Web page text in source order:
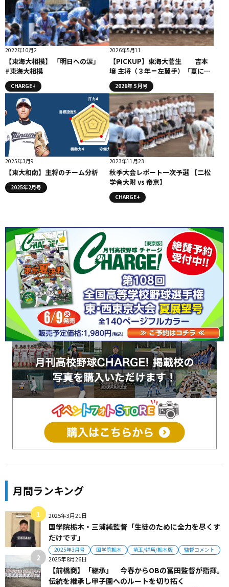
2022年10月2
【東海大相模】 「明日への涙」
#東海大相模
CHARGE+
2026年5月11
【PICKUP】東海大菅生 吉本
壌 主将（３年＝左翼手）「夏に全
てを懸けていく」
2026年５月号
2025年3月9
【東大和南】主将のチーム分析
2025年2月号
2023年11月23
秋季大会レポート一次予選 【二松
学舎大附 vs 帝京】
CHARGE+
月間ランキング
2025年3月21日
国学院栃木・三浦純監督「生徒のために全力を尽くす
だけです」
2025年3月号 国学院栃木 埼玉/群馬/栃木版 監督コメント
2025年8月26日
【前橋商】「継承」 今春からOBの冨田監督が指揮。
伝統を継承し甲子園へのルートを切り拓く